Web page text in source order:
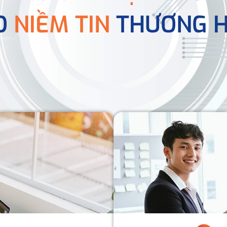
NIỀM TIN THƯƠNG